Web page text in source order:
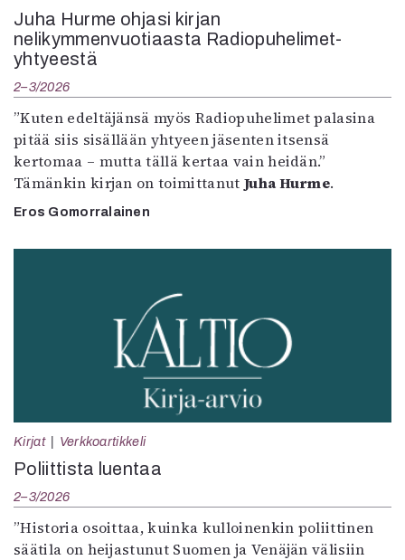
Juha Hurme ohjasi kirjan
nelikymmenvuotiaasta Radiopuhelimet-
yhtyeestä
2–3/2026
”Kuten edeltäjänsä myös Radiopuhelimet palasina
pitää siis sisällään yhtyeen jäsenten itsensä
kertomaa – mutta tällä kertaa vain heidän.”
Tämänkin kirjan on toimittanut Juha Hurme.
Eros Gomorralainen
Kirjat Verkkoartikkeli
Poliittista luentaa
2–3/2026
”Historia osoittaa, kuinka kulloinenkin poliittinen
säätila on heijastunut Suomen ja Venäjän välisiin